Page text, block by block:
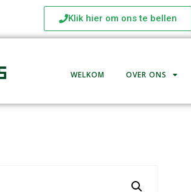
Klik hier om ons te bellen
WELKOM OVER ONS